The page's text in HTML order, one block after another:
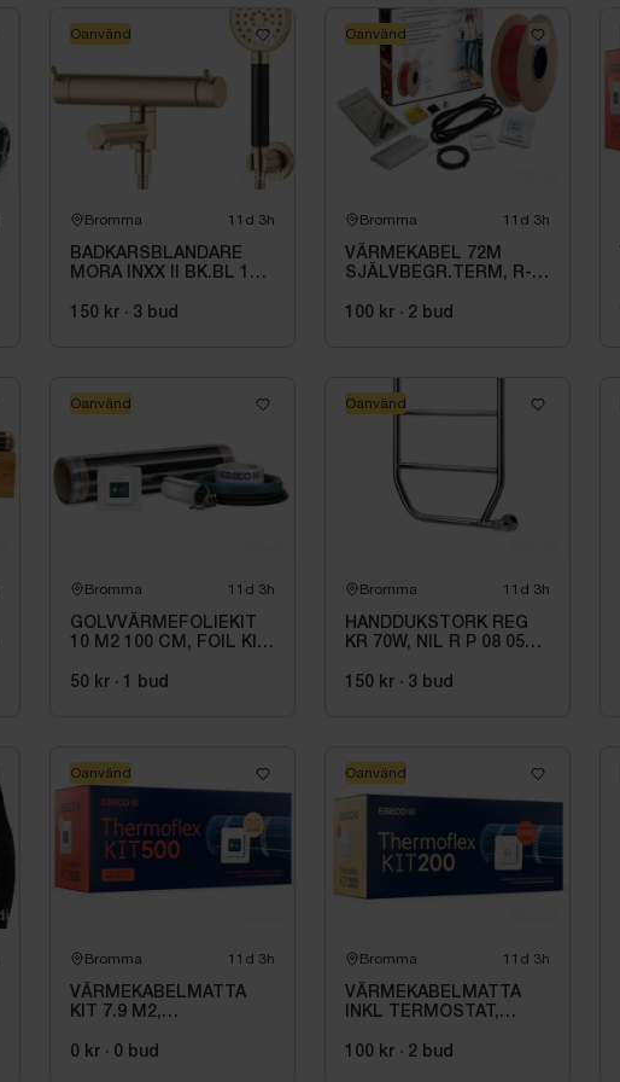
Bromma 11d 3h
BADKARSBLANDARE
MORA INXX II BK.BL 160
BORSTAD MÄSSING
150 kr · 3 bud
Oanvänd
Bromma 11d 3h
VÄRMEKABEL 72M
SJÄLVBEGR.TERM, R-
100 kr · 2 bud
Oanvänd
Bromma 11d 3h
GOLVVÄRMEFOLIEKIT
10 M2 100 CM, FOIL KIT
50 kr · 1 bud
Oanvänd
Bromma 11d 3h
HANDDUKSTORK REG
KR 70W, NIL R P 08 05
150 kr · 3 bud
Oanvänd
Bromma 11d 3h
VÄRMEKABELMATTA
KIT 7.9 M2,
940W
0 kr · 0 bud
Oanvänd
Bromma 11d 3h
VÄRMEKABELMATTA
INKL TERMOSTAT,
M2,
100 kr · 2 bud
Oanvänd